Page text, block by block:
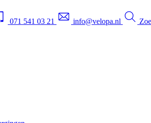
071 541 03 21 info@velopa.nl